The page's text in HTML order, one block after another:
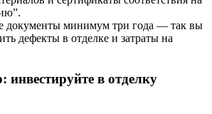
документы минимум три года — так вы
дефекты в отделке и затраты на
в отделку